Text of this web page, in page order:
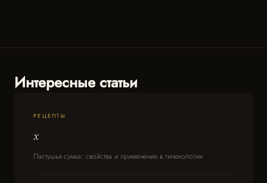
Интересные статьи
РЕЦЕПТЫ
x
Пастушья сумка: свойства и применение в гинекологии